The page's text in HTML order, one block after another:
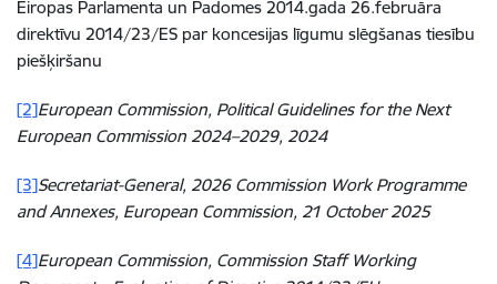
Eiropas Parlamenta un Padomes 2014.gada 26.februāra
direktīvu 2014/23/ES par koncesijas līgumu slēgšanas tiesību
piešķiršanu
[2]European Commission, Political Guidelines for the Next
European Commission 2024–2029, 2024
[3]Secretariat-General, 2026 Commission Work Programme
and Annexes, European Commission, 21 October 2025
[4]European Commission, Commission Staff Working